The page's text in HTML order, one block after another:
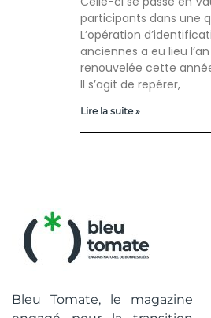
participants dans une
L’opération
anciennes a eu lieu
renouvelée cette
Il s’agit de repérer,
Lire la suite »
Bleu Tomate, le magazine